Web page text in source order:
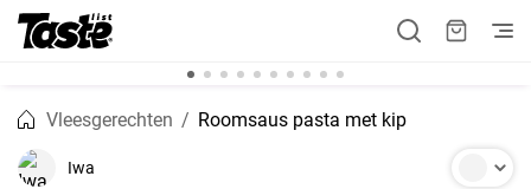
Vleesgerechten Roomsaus pasta met kip
Iwa